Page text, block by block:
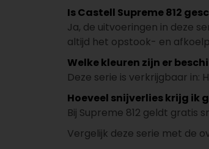
Is Castell Supreme 812
Ja, de uitvoeringen in deze
altijd het opstook- en
Welke kleuren zijn er
Deze serie is verkrijgbaar in:
Hoeveel snijverlies krijg ik
Bij Supreme 812 geldt gratis
Vergelijk deze serie met de